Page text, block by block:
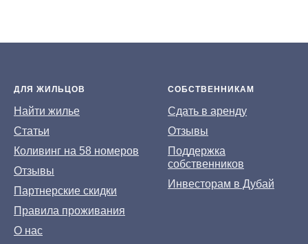
ДЛЯ ЖИЛЬЦОВ
Найти жилье
Статьи
Коливинг на 58 номеров
Отзывы
Партнерские скидки
Правила проживания
О нас
СОБСТВЕННИКАМ
Сдать в аренду
Отзывы
Поддержка
собственников
Инвесторам в Дубай